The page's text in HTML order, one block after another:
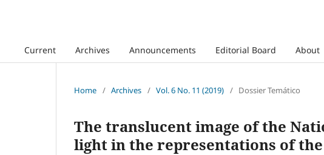
Current Archives Announcements Editorial Board About
Home / Archives / Vol. 6 No. 11 (2019) / Dossier Temático
The translucent image of the
light in the representations of